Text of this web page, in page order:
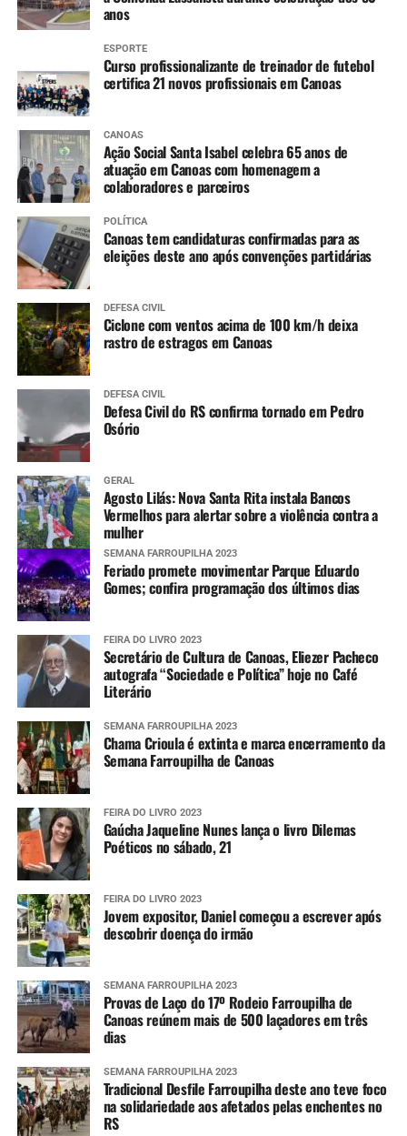
minha mãe. Encontrei
minhas amigas. Foi muito
divertido”, diz.
anos
ESPORTE
Curso profissionalizante de treinador de futebol
certifica 21 novos profissionais em Canoas
CANOAS
Ação Social Santa Isabel celebra 65 anos de
atuação em Canoas com homenagem a
colaboradores e parceiros
POLÍTICA
Canoas tem candidaturas confirmadas para as
eleições deste ano após convenções partidárias
DEFESA CIVIL
Ciclone com ventos acima de 100 km/h deixa
rastro de estragos em Canoas
DEFESA CIVIL
Defesa Civil do RS confirma tornado em Pedro
Osório
GERAL
Agosto Lilás: Nova Santa Rita instala Bancos
Vermelhos para alertar sobre a violência contra a
mulher
SEMANA FARROUPILHA 2023
Feriado promete movimentar Parque Eduardo
Gomes; confira programação dos últimos dias
FEIRA DO LIVRO 2023
Secretário de Cultura de Canoas, Eliezer Pacheco
autografa “Sociedade e Política” hoje no Café
Literário
SEMANA FARROUPILHA 2023
Chama Crioula é extinta e marca encerramento da
Semana Farroupilha de Canoas
FEIRA DO LIVRO 2023
Gaúcha Jaqueline Nunes lança o livro Dilemas
Poéticos no sábado, 21
FEIRA DO LIVRO 2023
Jovem expositor, Daniel começou a escrever após
descobrir doença do irmão
SEMANA FARROUPILHA 2023
Provas de Laço do 17º Rodeio Farroupilha de
Canoas reúnem mais de 500 laçadores em três
dias
SEMANA FARROUPILHA 2023
Tradicional Desfile Farroupilha deste ano teve foco
na solidariedade aos afetados pelas enchentes no
RS